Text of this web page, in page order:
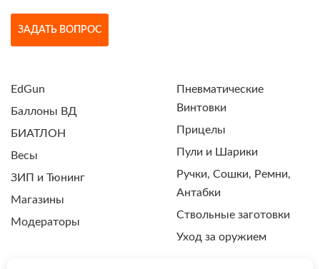
ЗАДАТЬ ВОПРОС
EdGun
Баллоны ВД
БИАТЛОН
Весы
ЗИП и Тюнинг
Магазины
Модераторы
Пневматические
Винтовки
Прицелы
Пули и Шарики
Ручки, Сошки, Ремни,
Антабки
Ствольные заготовки
Уход за оружием